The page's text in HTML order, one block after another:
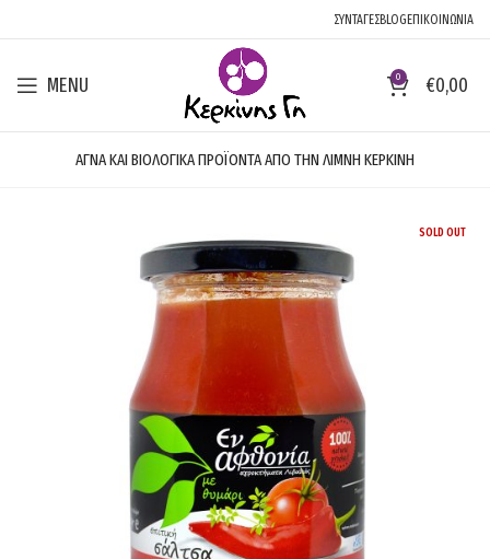
ΣΥΝΤΑΓΕΣBLOGΕΠΙΚΟΙΝΩΝΙΑ
MENU 0 €0,00
ΑΓΝΑ ΚΑΙ ΒΙΟΛΟΓΙΚΑ ΠΡΟΪΟΝΤΑ ΑΠΟ ΤΗΝ ΛΙΜΝΗ ΚΕΡΚΙΝΗ
SOLD OUT